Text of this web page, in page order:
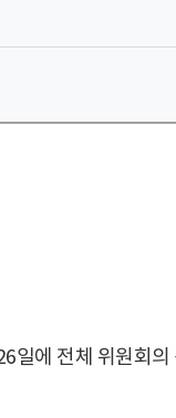
일에 전체 위원회